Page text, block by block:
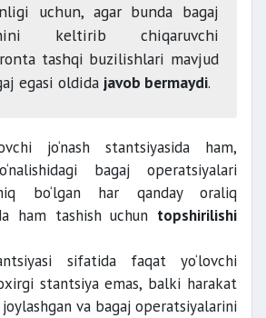
uchun, agar bunda bagaj
keltirib chiqaruvchi
tashqi buzilishlari mavjud
egasi oldida javob bermaydi.
jo‘nash stantsiyasida ham,
bagaj operatsiyalari
bo‘lgan har qanday oraliq
ham tashish uchun topshirilishi
sifatida faqat yo‘lovchi
stantsiya emas, balki harakat
joylashgan va bagaj operatsiyalarini